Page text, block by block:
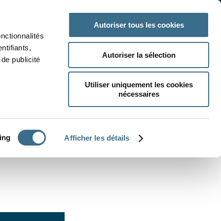
publicité
Afficher les détails
Autoriser tous les cookies
Autoriser la sélection
Utiliser uniquement les cookies
nécessaires